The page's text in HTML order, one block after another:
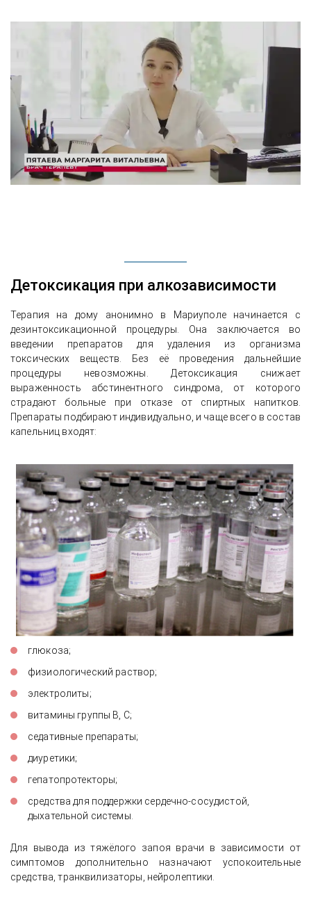
Детоксикация при алкозависимости
Терапия на дому анонимно в Мариуполе начинается с
дезинтоксикационной процедуры. Она заключается во
введении препаратов для удаления из организма
токсических веществ. Без её проведения дальнейшие
процедуры невозможны. Детоксикация снижает
выраженность абстинентного синдрома, от которого
страдают больные при отказе от спиртных напитков.
Препараты подбирают индивидуально, и чаще всего в состав
капельниц входят:
глюкоза;
физиологический раствор;
электролиты;
витамины группы В, С;
седативные препараты;
диуретики;
гепатопротекторы;
средства для поддержки сердечно-сосудистой,
дыхательной системы.
Для вывода из тяжёлого запоя врачи в зависимости от
симптомов дополнительно назначают успокоительные
средства, транквилизаторы, нейролептики.